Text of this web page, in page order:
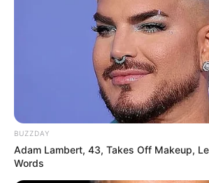
LIHAT ARTIKEL
BUZZDAY
Adam Lambert, 43, Takes Off Makeup,
Words